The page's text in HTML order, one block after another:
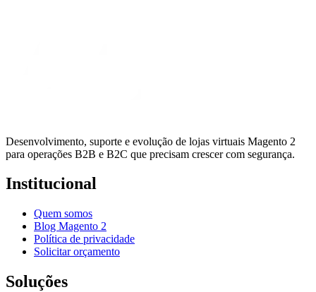
Desenvolvimento, suporte e evolução de lojas virtuais Magento 2
para operações B2B e B2C que precisam crescer com segurança.
Institucional
Quem somos
Blog Magento 2
Política de privacidade
Solicitar orçamento
Soluções